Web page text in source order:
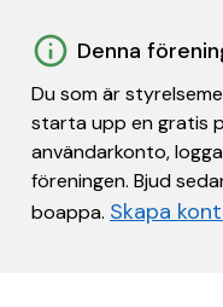
Denna
Du som är
starta upp en gratis
användarkonto,
föreningen. Bjud
boappa. Skapa